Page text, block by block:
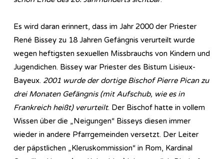
Es wird daran erinnert, dass im Jahr 2000 der Priester
René Bissey zu 18 Jahren Gefängnis verurteilt wurde
wegen heftigsten sexuellen Missbrauchs von Kindern und
Jugendichen. Bissey war Priester des Bistum Lisieux-
Bayeux. 2001 wurde der dortige Bischof Pierre Pican zu
drei Monaten Gefängnis (mit Aufschub, wie es in
Frankreich heißt) verurteilt. Der Bischof hatte in vollem
Wissen über die „Neigungen“ Bisseys diesen immer
wieder in andere Pfarrgemeinden versetzt. Der Leiter
der päpstlichen „Kleruskommission“ in Rom, Kardinal